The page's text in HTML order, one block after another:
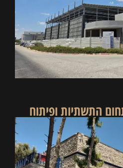
התשתיות ופיתוח